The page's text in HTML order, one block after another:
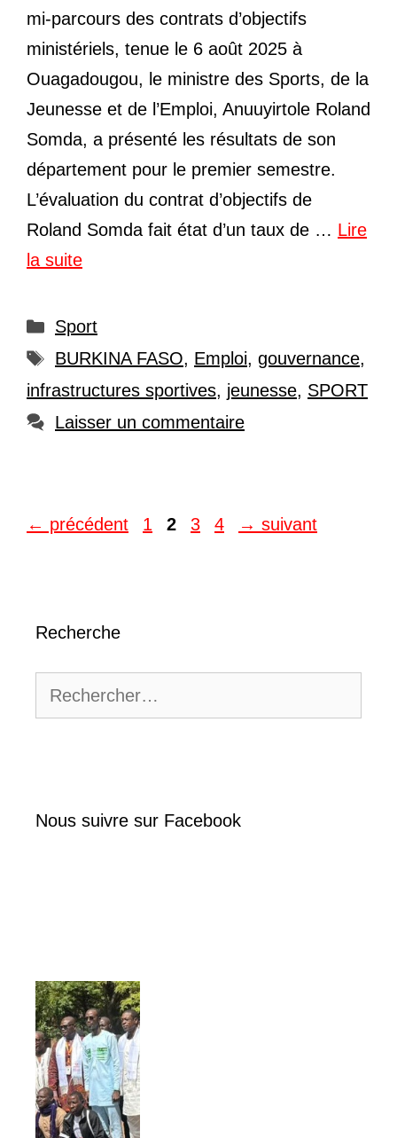
mi-parcours des contrats d’objectifs
ministériels, tenue le 6 août 2025 à
Ouagadougou, le ministre des Sports, de la
Jeunesse et de l’Emploi, Anuuyirtole Roland
Somda, a présenté les résultats de son
département pour le premier semestre.
L’évaluation du contrat d’objectifs de
Roland Somda fait état d’un taux de … Lire
la suite
Catégories
Sport
Étiquettes
BURKINA FASO, Emploi, gouvernance,
infrastructures sportives, jeunesse, SPORT
Laisser un commentaire
← précédent Page
1 Page
2 Page
3 Page
4 → suivant
Recherche
Nous suivre sur Facebook